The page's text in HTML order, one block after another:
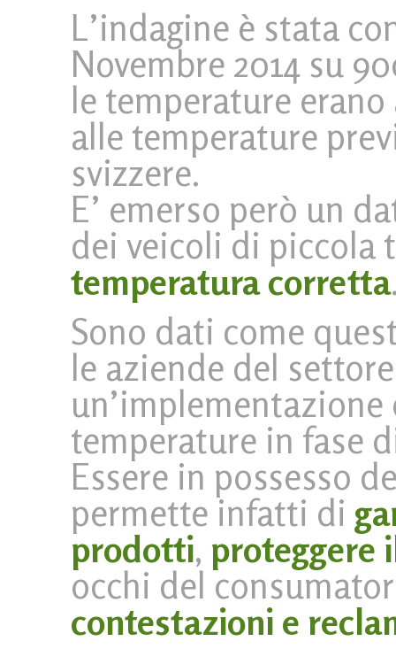
L’indagine è stata
Novembre 2014 su
le temperature
alle temperature
svizzere.
E’ emerso però un
dei veicoli di piccola
temperatura corretta
Sono dati come
le aziende del
temperature in fase
Essere in possesso
permette infatti di
prodotti, proteggere
occhi del
contestazioni e